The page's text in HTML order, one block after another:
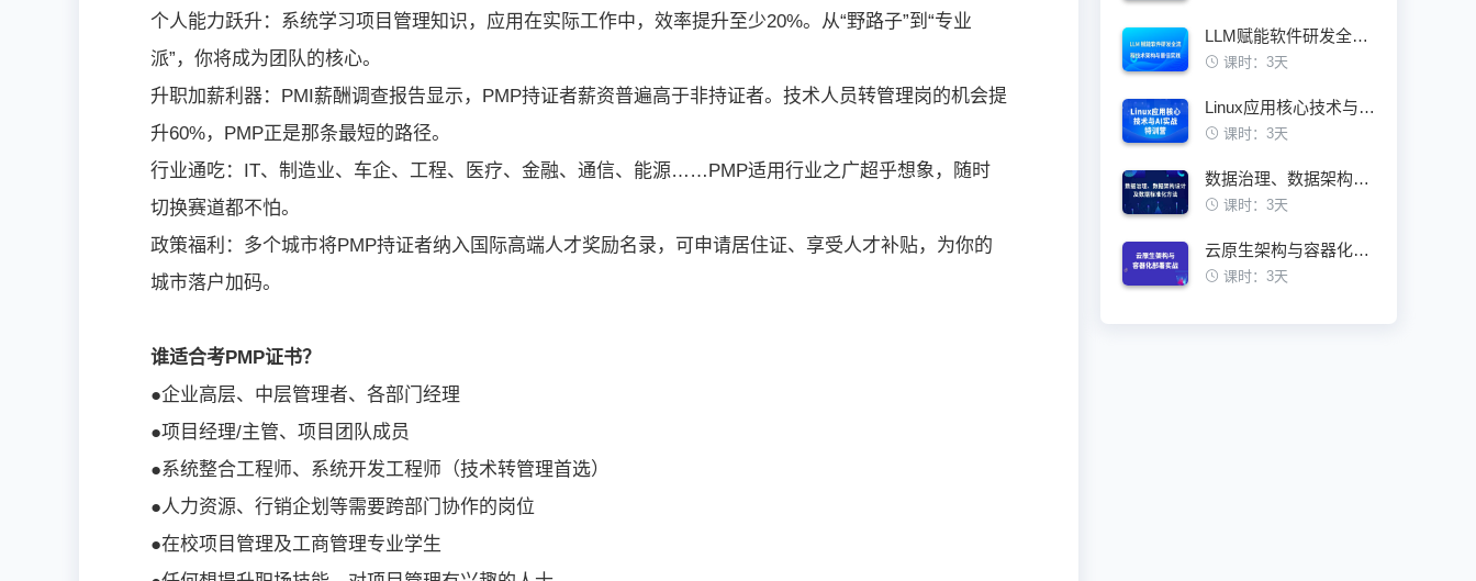
个人能力跃升：系统学习项目管理知识，应用在实际工作中，效率提升至少20%。从“野路子”到“专业
派”，你将成为团队的核心。
升职加薪利器：PMI薪酬调查报告显示，PMP持证者薪资普遍高于非持证者。技术人员转管理岗的机会提
升60%，PMP正是那条最短的路径。
行业通吃：IT、制造业、车企、工程、医疗、金融、通信、能源……PMP适用行业之广超乎想象，随时
切换赛道都不怕。
政策福利：多个城市将PMP持证者纳入国际高端人才奖励名录，可申请居住证、享受人才补贴，为你的
城市落户加码。
谁适合考PMP证书？
●企业高层、中层管理者、各部门经理
●项目经理/主管、项目团队成员
●系统整合工程师、系统开发工程师（技术转管理首选）
●人力资源、行销企划等需要跨部门协作的岗位
●在校项目管理及工商管理专业学生
LLM赋能软件研发全流程技术架构与最佳实践
课时：3天
Linux应用核心技术与AI实战特训营
课时：3天
数据治理、数据架构设计及数据标准化方法
课时：3天
云原生架构与容器化部署实战训练营
课时：3天